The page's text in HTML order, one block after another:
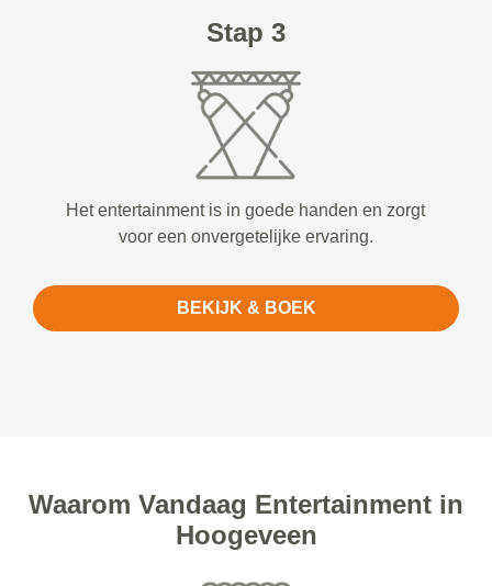
Stap 3
Het entertainment is in goede handen en zorgt
voor een onvergetelijke ervaring.
BEKIJK & BOEK
Waarom Vandaag Entertainment in
Hoogeveen